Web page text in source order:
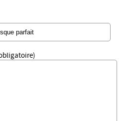
de votre message (obligatoire)